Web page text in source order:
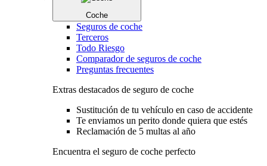
Coche
Seguros de coche
Terceros
Todo Riesgo
Comparador de seguros de coche
Preguntas frecuentes
Extras destacados de seguro de coche
Sustitución de tu vehículo en caso de accidente
Te enviamos un perito donde quiera que estés
Reclamación de 5 multas al año
Encuentra el seguro de coche perfecto